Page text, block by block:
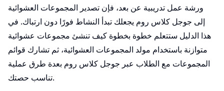
ورشة عمل تدريبية عن بعد، فإن تصدير المجموعات العشوائية
إلى جوجل كلاس روم يجعلك تبدأ النشاط فورًا دون ارتباك. في
هذا الدليل ستتعلم خطوة بخطوة كيف تنشئ مجموعات عشوائية
متوازنة باستخدام مولد المجموعات العشوائية، ثم تشارك قوائم
المجموعات مع الطلاب عبر جوجل كلاس روم بعدة طرق عملية
تناسب حصتك.